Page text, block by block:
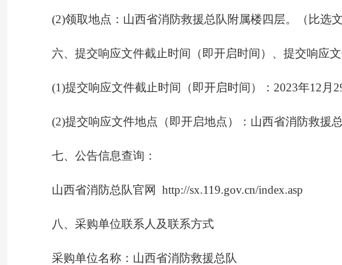
(2)领取地点：山西省消防救援总队附属楼四层。（比选
六、提交响应文件截止时间（即开启时间）、提交响应
(1)提交响应文件截止时间（即开启时间）：2023年12 月
(2)提交响应文件地点（即开启地点）：山西省消防救援
七、公告信息查询：
山西省消防总队官网 http://sx.119.gov.cn/index.asp
八、采购单位联系人及联系方式
采购单位名称：山西省消防救援总队